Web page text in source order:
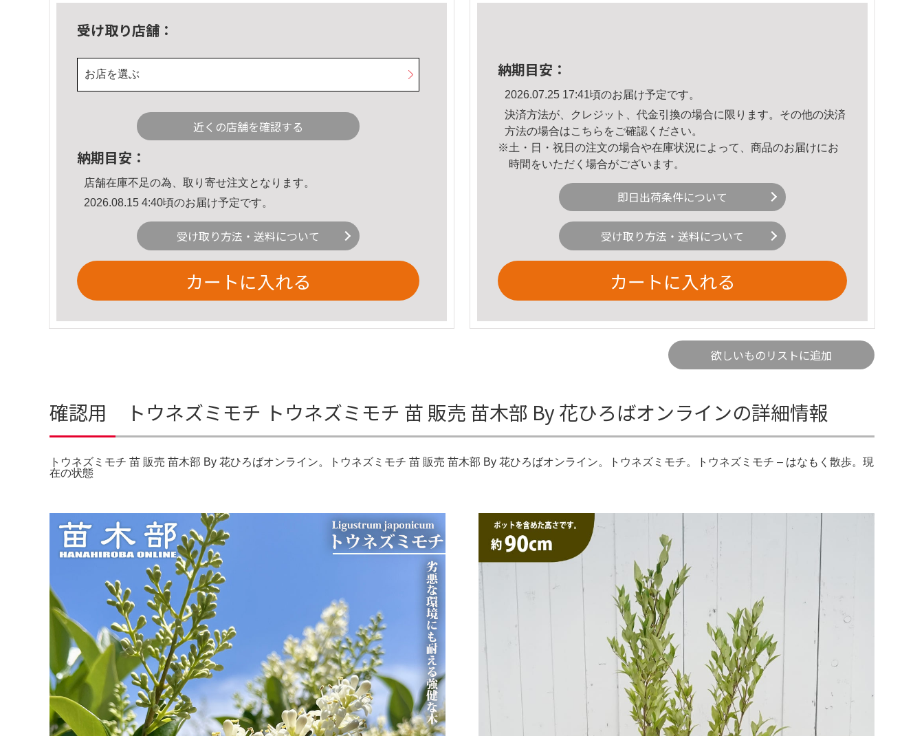
受け取り店舗：
お店を選ぶ
近くの店舗を確認する
納期目安：
店舗在庫不足の為、取り寄せ注文となります。
2026.08.15 4:40頃のお届け予定です。
受け取り方法・送料について
カートに入れる
納期目安：
2026.07.25 17:41頃のお届け予定です。
決済方法が、クレジット、代金引換の場合に限ります。その他の決済
方法の場合はこちら をご確認ください。
※土・日・祝日の注文の場合や在庫状況によって、商品のお届けにお
時間をいただく場合がございます。
即日出荷条件について
受け取り方法・送料について
カートに入れる
欲しいものリストに追加
確認用 トウネズミモチ トウネズミモチ 苗 販売 苗木部 By 花ひろばオンラインの詳細情報
トウネズミモチ 苗 販売 苗木部 By 花ひろばオンライン。トウネズミモチ 苗 販売 苗木部 By 花ひろばオンライン。トウネズミモチ。トウネズミモチ – はなもく散歩。現
在の状態